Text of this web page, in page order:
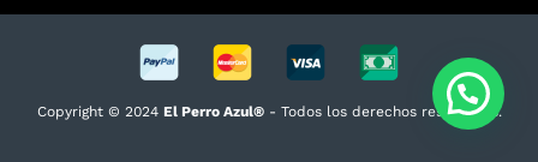
Copyright © 2024 El Perro Azul®- Todos los derechos reservados.